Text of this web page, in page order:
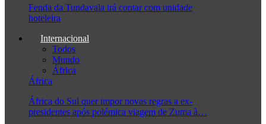
Fenda da Tundavala irá contar com unidade
hoteleira
Internacional
Todos
Mundo
África
África
África do Sul quer impor novas regras a ex-
presidentes após polémica viagem de Zuma à…